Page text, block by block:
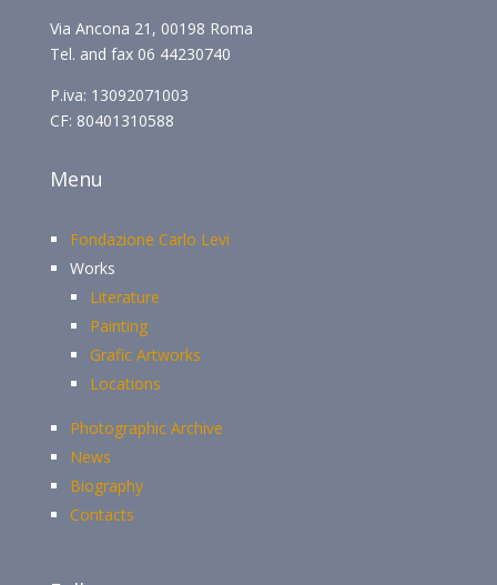
Via Ancona 21, 00198 Roma
Tel. and fax 06 44230740
P.iva: 13092071003
CF: 80401310588
Menu
Fondazione Carlo Levi
Works
Literature
Painting
Grafic Artworks
Locations
Photographic Archive
News
Biography
Contacts